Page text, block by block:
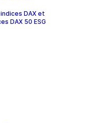
DAX et
DAX 50 ESG